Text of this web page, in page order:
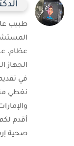
طبيب
عظام،
الجهاز
في
نغطي
أقدم
صحية